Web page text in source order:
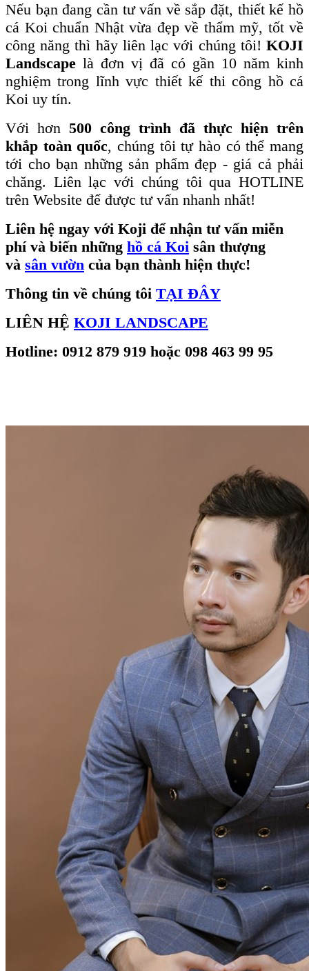
Nếu bạn đang cần tư vấn về sắp đặt, thiết kế hồ
cá Koi chuẩn Nhật vừa đẹp về thẩm mỹ, tốt về
công năng thì hãy liên lạc với chúng tôi! KOJI
Landscape là đơn vị đã có gần 10 năm kinh
nghiệm trong lĩnh vực thiết kế thi công hồ cá
Koi uy tín.
Với hơn 500 công trình đã thực hiện trên
khắp toàn quốc, chúng tôi tự hào có thể mang
tới cho bạn những sản phẩm đẹp - giá cả phải
chăng. Liên lạc với chúng tôi qua HOTLINE
trên Website để được tư vấn nhanh nhất!
Liên hệ ngay với Koji để nhận tư vấn miễn
phí và biến những hồ cá Koi sân thượng
và sân vườn của bạn thành hiện thực!
Thông tin về chúng tôi TẠI ĐÂY
LIÊN HỆ KOJI LANDSCAPE
Hotline: 0912 879 919 hoặc 098 463 99 95